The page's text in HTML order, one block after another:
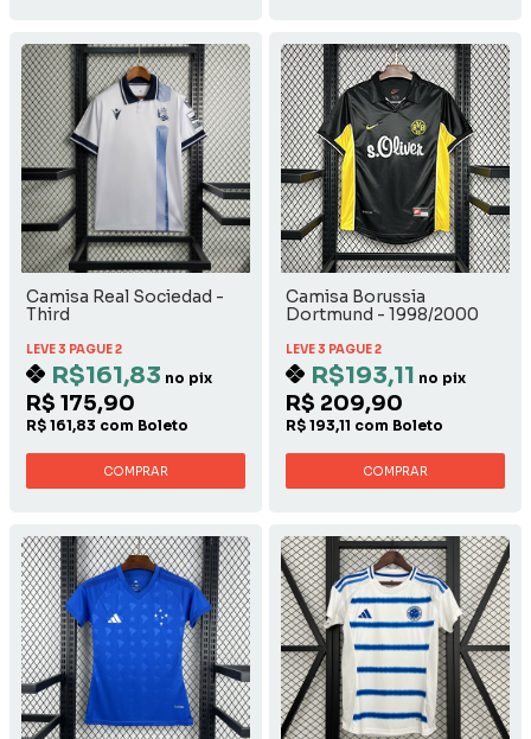
Camisa Real Sociedad -
Third
LEVE 3 PAGUE 2
R$161,83 no pix
R$ 175,90
R$ 161,83 com Boleto
COMPRAR
Camisa Borussia
Dortmund - 1998/2000
LEVE 3 PAGUE 2
R$193,11 no pix
R$ 209,90
R$ 193,11 com Boleto
COMPRAR